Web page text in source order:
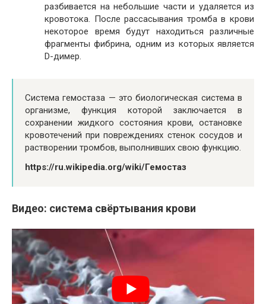
разбивается на небольшие части и удаляется из
кровотока. После рассасывания тромба в крови
некоторое время будут находиться различные
фрагменты фибрина, одним из которых является
D-димер.
Система гемостаза — это биологическая система в
организме, функция которой заключается в
сохранении жидкого состояния крови, остановке
кровотечений при повреждениях стенок сосудов и
растворении тромбов, выполнивших свою функцию.
https://ru.wikipedia.org/wiki/Гемостаз
Видео: система свёртывания крови